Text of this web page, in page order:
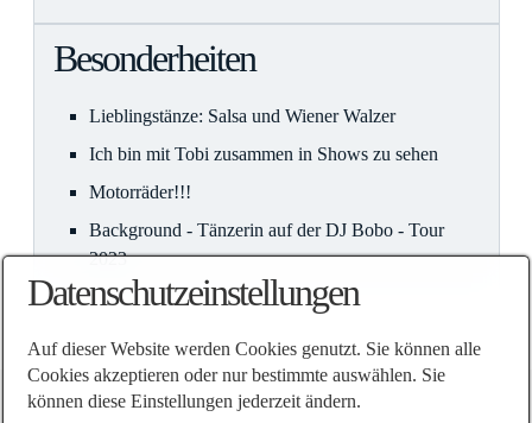
Besonderheiten
Lieblingstänze: Salsa und Wiener Walzer
Ich bin mit Tobi zusammen in Shows zu sehen
Motorräder!!!
Background - Tänzerin auf der DJ Bobo - Tour
2023
Datenschutzeinstellungen
Auf dieser Website werden Cookies genutzt. Sie können alle
Cookies akzeptieren oder nur bestimmte auswählen. Sie
können diese Einstellungen jederzeit ändern.